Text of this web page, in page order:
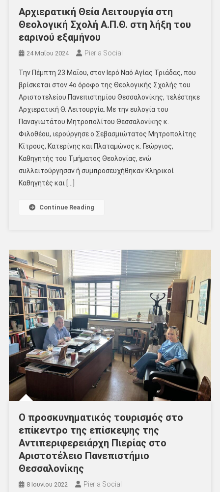
Αρχιερατική Θεία Λειτουργία στη
Θεολογική Σχολή Α.Π.Θ. στη λήξη του
εαρινού εξαμήνου
24 Μαΐου 2024 Pieria Social
Την Πέμπτη 23 Μαΐου, στον Ιερό Ναό Αγίας Τριάδας, που
βρίσκεται στον 4ο όροφο της Θεολογικής Σχολής του
Αριστοτελείου Πανεπιστημίου Θεσσαλονίκης, τελέστηκε
Αρχιερατική Θ. Λειτουργία. Με την ευλογία του
Παναγιωτάτου Μητροπολίτου Θεσσαλονίκης κ.
Φιλοθέου, ιερούργησε ο Σεβασμιώτατος Μητροπολίτης
Κίτρους, Κατερίνης και Πλαταμώνος κ. Γεώργιος,
Καθηγητής του Τμήματος Θεολογίας, ενώ
συλλειτούργησαν ή συμπροσευχήθηκαν Κληρικοί
Καθηγητές και […]
Continue Reading
Ο προσκυνηματικός τουρισμός στο
επίκεντρο της επίσκεψης της
Αντιπεριφερειάρχη Πιερίας στο
Αριστοτέλειο Πανεπιστήμιο
Θεσσαλονίκης
8 Ιουνίου 2022 Pieria Social